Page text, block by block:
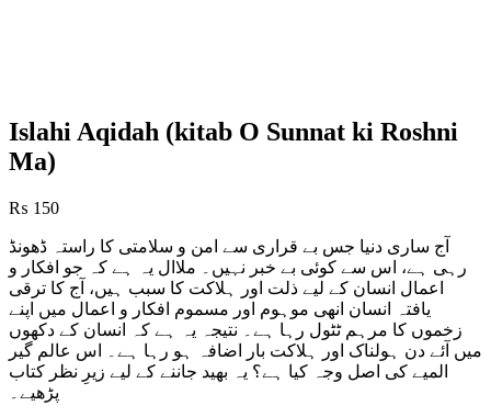
Islahi Aqidah (kitab O Sunnat ki Roshni
Ma)
₨ 150
آج ساری دنیا جس بے قراری سے امن و سلامتی کا راستہ ڈھونڈ
رہی ہے، اس سے کوئی بے خبر نہیں۔ ملاال یہ ہے کہ جو افکار و
اعمال انسان کے لیے ذلت اور ہلاکت کا سبب ہیں، آج کا ترقی
یافتہ انسان انھی موہوم اور مسموم افکار و اعمال میں اپنے
زخموں کا مرہم ٹٹول رہا ہے۔ نتیجہ یہ ہے کہ انسان کے دکھوں
میں آئے دن ہولناک اور ہلاکت بار اضافہ ہو رہا ہے۔ اس عالم گیر
المیے کی اصل وجہ کیا ہے؟ یہ بھید جاننے کے لیے زیرِ نظر کتاب
پڑھیے۔